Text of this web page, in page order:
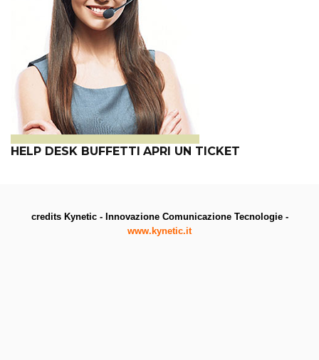
HELP DESK BUFFETTI APRI UN TICKET
credits Kynetic - Innovazione Comunicazione Tecnologie -
www.kynetic.it